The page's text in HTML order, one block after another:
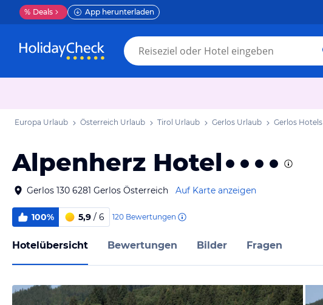
% Deals App herunterladen
Europa Urlaub Österreich Urlaub Tirol Urlaub Gerlos Urlaub Gerlos Hotels
Alpenherz Hotel
Gerlos 130 6281 Gerlos Österreich Auf Karte anzeigen
100% 5,9 / 6 120 Bewertungen
Hotelübersicht Bewertungen Bilder Fragen